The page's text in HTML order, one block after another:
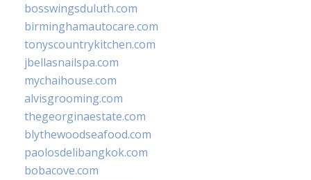
bosswingsduluth.com
birminghamautocare.com
tonyscountrykitchen.com
jbellasnailspa.com
mychaihouse.com
alvisgrooming.com
thegeorginaestate.com
blythewoodseafood.com
paolosdelibangkok.com
bobacove.com